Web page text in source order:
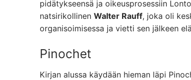
pidätykseensä ja oikeusprosessiin
natsirikollinen Walter Rauff, joka oli
organisoimisessa ja vietti sen jälkeen
Pinochet
Kirjan alussa käydään hieman läpi